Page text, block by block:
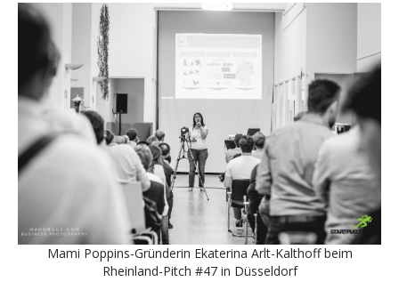
Mami Poppins-Gründerin Ekaterina Arlt-Kalthoff beim
Rheinland-Pitch #47 in Düsseldorf